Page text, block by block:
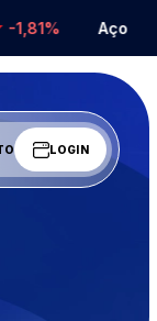
Aço Inox
LOGIN